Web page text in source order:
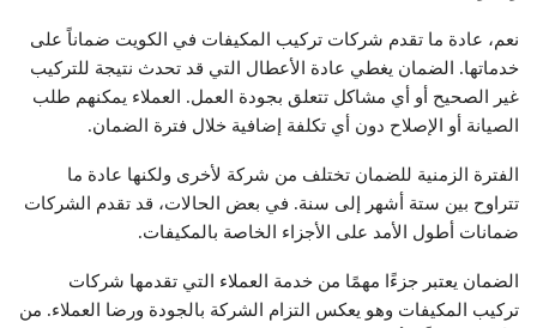
نعم، عادة ما تقدم شركات تركيب المكيفات في الكويت ضماناً على
خدماتها. الضمان يغطي عادة الأعطال التي قد تحدث نتيجة للتركيب
غير الصحيح أو أي مشاكل تتعلق بجودة العمل. العملاء يمكنهم طلب
الصيانة أو الإصلاح دون أي تكلفة إضافية خلال فترة الضمان.
الفترة الزمنية للضمان تختلف من شركة لأخرى ولكنها عادة ما
تتراوح بين ستة أشهر إلى سنة. في بعض الحالات، قد تقدم الشركات
ضمانات أطول الأمد على الأجزاء الخاصة بالمكيفات.
الضمان يعتبر جزءًا مهمًا من خدمة العملاء التي تقدمها شركات
تركيب المكيفات وهو يعكس التزام الشركة بالجودة ورضا العملاء. من